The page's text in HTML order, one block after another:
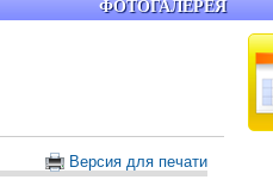
Версия для печати
ФОТОГАЛЕРЕЯ